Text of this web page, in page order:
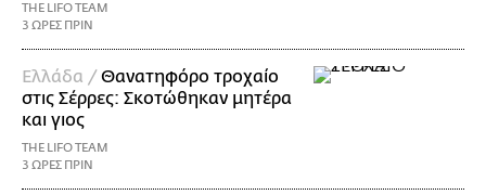
THE LIFO TEAM
3 ΩΡΕΣ ΠΡΙΝ
Ελλάδα / Θανατηφόρο τροχαίο
στις Σέρρες: Σκοτώθηκαν μητέρα
και γιος
THE LIFO TEAM
3 ΩΡΕΣ ΠΡΙΝ